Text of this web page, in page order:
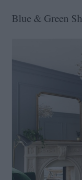
Blue & Green